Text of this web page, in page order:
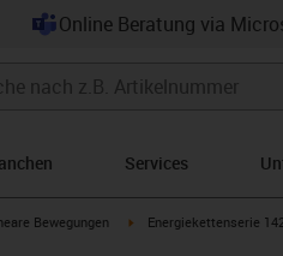
Online Beratung via
Services
Bewegungen igus-icon-arrow-right
Energiekettenserie